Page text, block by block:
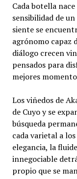
Cada botella
sensibilidad de
siente se
agrónomo capaz
diálogo crecen
pensados para
mejores
Los viñedos de
de Cuyo y se
búsqueda
cada varietal a
elegancia, la
innegociable
propio que se